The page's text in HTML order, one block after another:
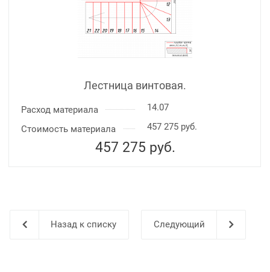
Лестница винтовая.
Расход материала
14.07
Стоимость материала
457 275 руб.
457 275 руб.
Назад к списку